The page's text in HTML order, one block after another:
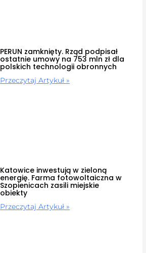
PERUN zamknięty. Rząd podpisał
ostatnie umowy na 753 mln zł dla
polskich technologii obronnych
Przeczytaj Artykuł »
Katowice inwestują w zieloną
energię. Farma fotowoltaiczna w
Szopienicach zasili miejskie
obiekty
Przeczytaj Artykuł »